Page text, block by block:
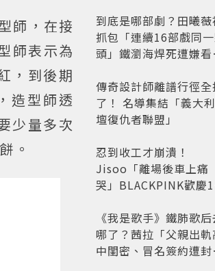
師，在接
師表示為
，到後期
造型師透
少量多次
。
到底是哪部劇？田曦薇
抓包「連續16部戲同
頭」鐵瀏海焊死遭嫌看
傳奇設計師離譜行徑全
了！ 名導集結「義大
壇復仇者聯盟」
忍到收工才崩潰！
Jisoo「離場後車上痛
哭」BLACKPINK歡慶
超心疼
《我是歌手》鐵肺歌后
哪了？茜拉「父親出軌
中閨密、冒名簽約遭封